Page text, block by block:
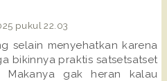
pukul 22.03
selain menyehatkan karena
bikinnya praktis satsetsatset
Makanya gak heran kalau